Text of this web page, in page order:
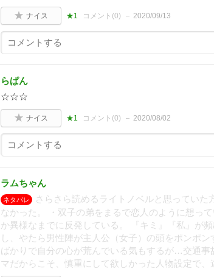
ナイス ★1 コメント(0) 2020/09/13
らぱん
☆☆☆
ナイス ★1 コメント(0) 2020/08/02
ラムちゃん
ネタバレ
さらさら読めるライトノベルと思っていた
なかった。 ・双子の弟をまるで恋人のように想っ
か異様なまでに反発している。 『キミ』『私』が
し、やたら男性陣が主人公（女子）の頭をポンポ
ばかりで自分の心が荒んでいる気もするが…交通事
マだからこそ、慎重にして欲しかった人物設定で